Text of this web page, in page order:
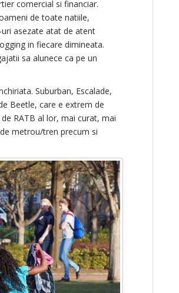
comercial si financiar.
de toate natiile,
asezate atat de atent
in fiecare dimineata.
sa alunece ca pe un
Suburban, Escalade,
Beetle, care e extrem de
RATB al lor, mai curat, mai
metrou/tren precum si